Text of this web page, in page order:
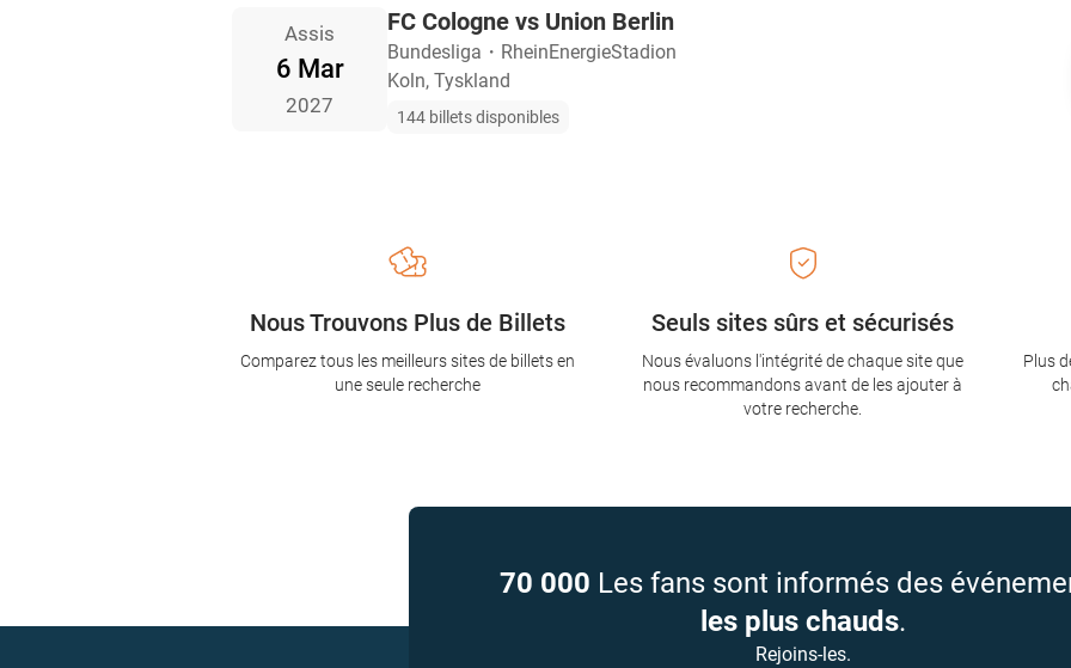
Assis
6 Mar
2027
FC Cologne vs Union Berlin
Bundesliga ・ RheinEnergieStadion
Koln, Tyskland
144 billets disponibles
Seuls sites sûrs et sécurisés
Nous évaluons l'intégrité de chaque site que
nous recommandons avant de les ajouter à
votre recherche.
Nous Trouvons Plus de Billets
Comparez tous les meilleurs sites de billets en
une seule recherche
Plus
70 000 Les fans sont informés des
les plus chauds.
Rejoins-les.